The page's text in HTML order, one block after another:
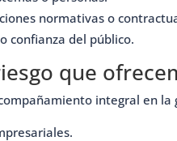
normativas o
confianza del público.
que
integral en la